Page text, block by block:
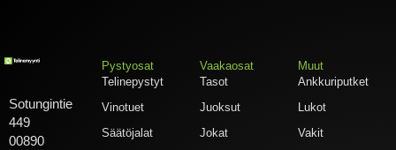
Sotungintie
449
00890
Pystyosat
Telinepystyt
Vinotuet
Säätöjalat
Vaakaosat
Tasot
Juoksut
Jokat
Muut
Ankkuriputket
Lukot
Vakit